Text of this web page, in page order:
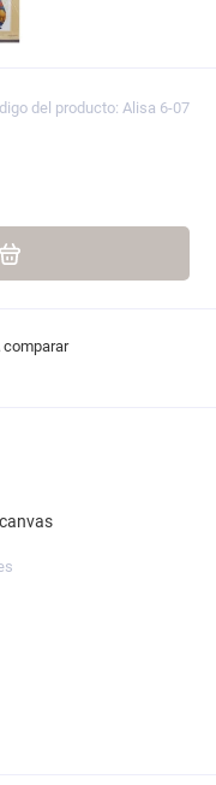
del producto: Alisa 6-07
comparar